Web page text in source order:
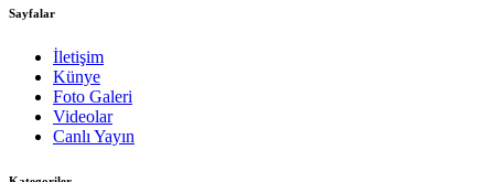
Sayfalar
İletişim
Künye
Foto Galeri
Videolar
Canlı Yayın